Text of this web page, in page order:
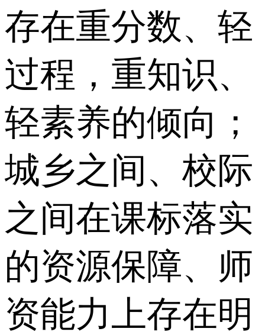
存在重分数、轻
过程，重知识、
轻素养的倾向；
城乡之间、校际
之间在课标落实
的资源保障、师
资能力上存在明